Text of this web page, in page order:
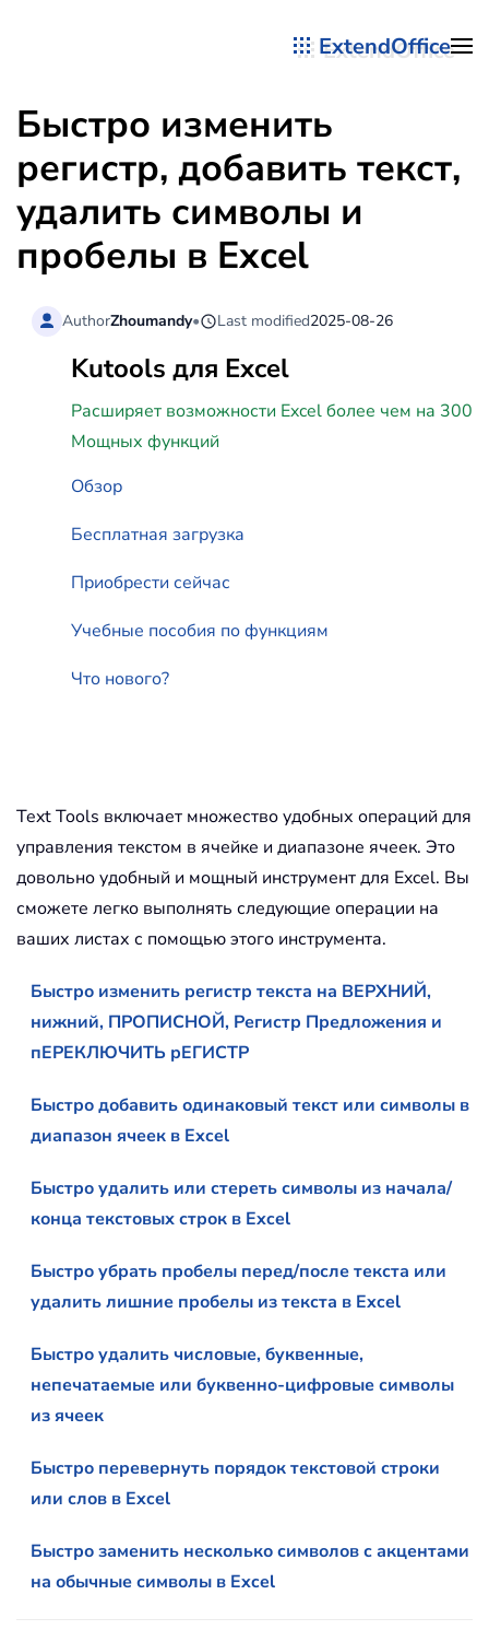
ExtendOffice
Быстро изменить
регистр, добавить текст,
удалить символы и
пробелы в Excel
AuthorZhoumandy• Last modified2025-08-26
Kutools для Excel
Расширяет возможности Excel более чем на 300
Мощных функций
Обзор
Бесплатная загрузка
Приобрести сейчас
Учебные пособия по функциям
Что нового?
Text Tools включает множество удобных операций для
управления текстом в ячейке и диапазоне ячеек. Это
довольно удобный и мощный инструмент для Excel. Вы
сможете легко выполнять следующие операции на
ваших листах с помощью этого инструмента.
Быстро изменить регистр текста на ВЕРХНИЙ,
нижний, ПРОПИСНОЙ, Регистр Предложения и
пЕРЕКЛЮЧИТЬ рЕГИСТР
Быстро добавить одинаковый текст или символы в
диапазон ячеек в Excel
Быстро удалить или стереть символы из начала/
конца текстовых строк в Excel
Быстро убрать пробелы перед/после текста или
удалить лишние пробелы из текста в Excel
Быстро удалить числовые, буквенные,
непечатаемые или буквенно-цифровые символы
из ячеек
Быстро перевернуть порядок текстовой строки
или слов в Excel
Быстро заменить несколько символов с акцентами
на обычные символы в Excel